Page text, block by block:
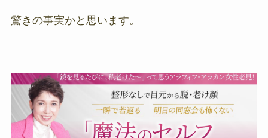
驚きの事実かと思います。